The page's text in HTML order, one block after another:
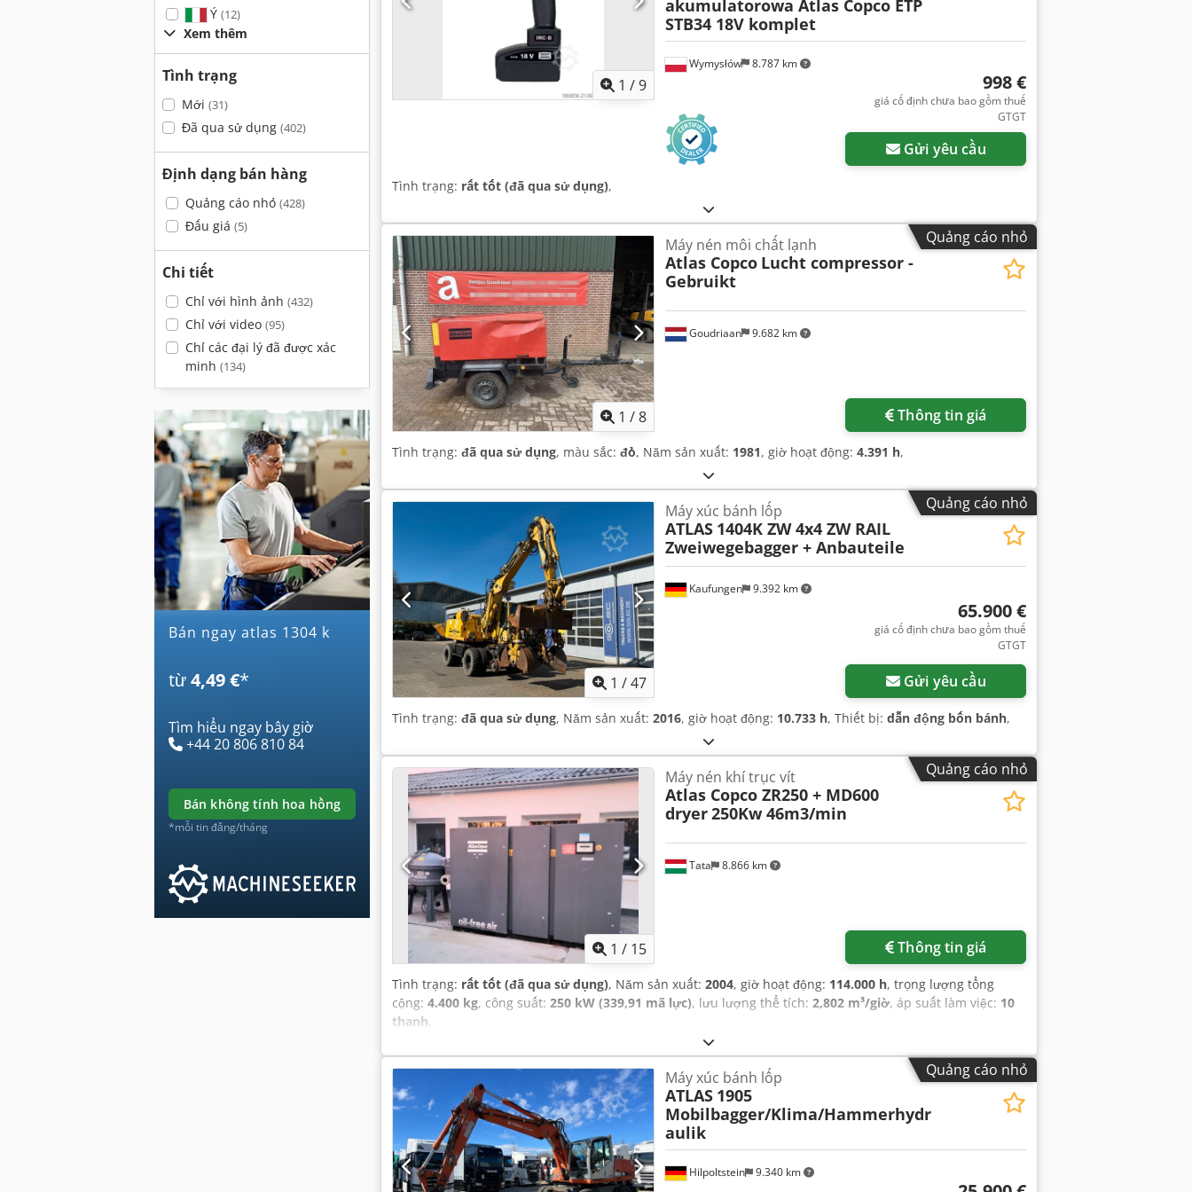
Ý (12)
Xem thêm
Tình trạng
Mới (31)
Đã qua sử dụng (402)
Định dạng bán hàng
Quảng cáo nhỏ (428)
Đấu giá (5)
Chi tiết
Chỉ với hình ảnh (432)
Chỉ với video (95)
Chỉ các đại lý đã được xác
minh (134)
Bán ngay atlas 1304 k
từ4,49 €*
Tìm hiểu ngay bây giờ
+44 20 806 810 84
bán không tính hoa hồng
*mỗi tin đăng/tháng
1 /9
Wymysłów 8.787 km
akumulatorowa Atlas Copco ETP
STB34 18V komplet
998 €
giá cố định chưa bao gồm thuế
GTGT
Gửi yêu cầu
Tình trạng: rất tốt (đã qua sử dụng),
Quảng cáo nhỏ
1 /8
Goudriaan 9.682 km
Máy nén môi chất lạnh
Atlas Copco Lucht compressor -
Gebruikt
Thông tin giá
Tình trạng: đã qua sử dụng, màu sắc: đỏ, Năm sản xuất: 1981, giờ hoạt động: 4.391 h,
Quảng cáo nhỏ
1 /47
Kaufungen 9.392 km
Máy xúc bánh lốp
ATLAS 1404K ZW 4x4 ZW RAIL
Zweiwegebagger + Anbauteile
65.900 €
giá cố định chưa bao gồm thuế
GTGT
Gửi yêu cầu
Tình trạng: đã qua sử dụng, Năm sản xuất: 2016, giờ hoạt động: 10.733 h, Thiết bị: dẫn động bốn bánh,
Quảng cáo nhỏ
1 / 15
Tata 8.866 km
Máy nén khí trục vít
Atlas Copco ZR250 + MD600
dryer250Kw 46m3/min
Thông tin giá
Tình trạng: rất tốt (đã qua sử dụng), Năm sản xuất: 2004, giờ hoạt động: 114.000 h, trọng lượng tổng
cộng: 4.400 kg, công suất: 250 kW (339,91 mã lực), lưu lượng thể tích: 2,802 m³/giờ, áp suất làm việc: 10
thanh,
Quảng cáo nhỏ
Hilpoltstein 9.340 km
Máy xúc bánh lốp
ATLAS 1905
Mobilbagger/Klima/Hammerhydr
aulik